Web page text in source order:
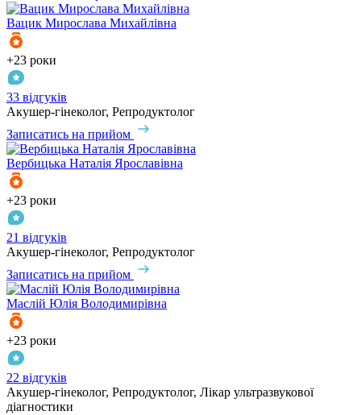
Вацик Мирослава Михайлівна
+23 роки
33 відгуків
Акушер-гінеколог, Репродуктолог
Записатись на прийом
Вербицька Наталія Ярославівна
+23 роки
21 відгуків
Акушер-гінеколог, Репродуктолог
Записатись на прийом
Маслій Юлія Володимирівна
+23 роки
22 відгуків
Акушер-гінеколог, Репродуктолог, Лікар ультразвукової
діагностики